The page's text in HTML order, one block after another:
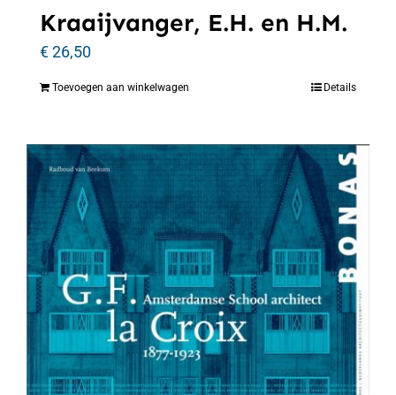
Kraaijvanger, E.H. en H.M.
€26,50
Toevoegen aan winkelwagen Details